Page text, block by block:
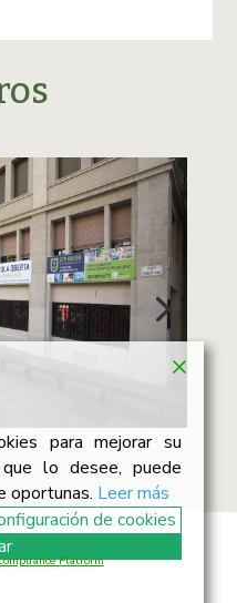
para mejorar su
que lo desee, puede
oportunas. Leer más
de cookies
Platform